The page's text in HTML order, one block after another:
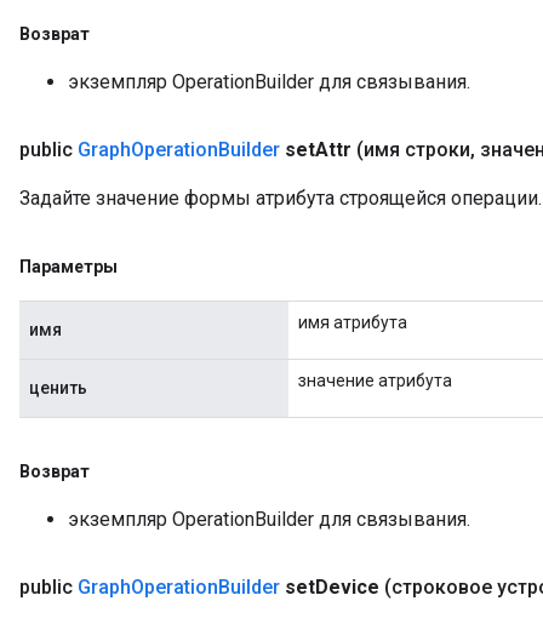
Возврат
экземпляр OperationBuilder для связывания.
public GraphOperationBuilder setAttr (имя строки,
Задайте значение формы атрибута строящейся операции.
Параметры
имя имя атрибута
ценить значение атрибута
Возврат
экземпляр OperationBuilder для связывания.
public GraphOperationBuilder setDevice (строковое